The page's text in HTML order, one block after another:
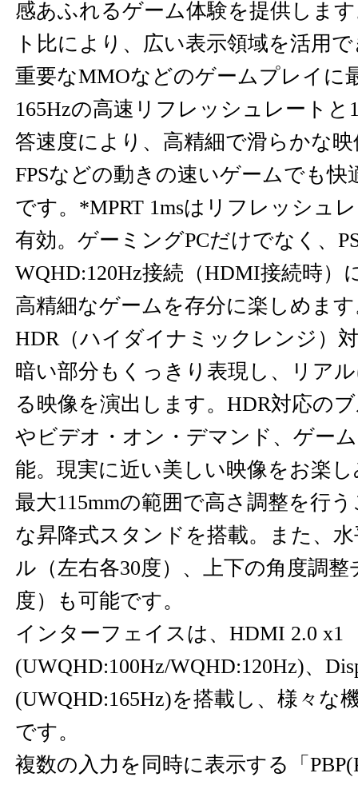
感あふれるゲーム体験を提供しま
ト比により、広い表示領域を活用
重要なMMOなどのゲームプレイに
165Hzの高速リフレッシュレートと
答速度により、高精細で滑らかな
FPSなどの動きの速いゲームでも快
です。*MPRT 1msはリフレッシュ
有効。ゲーミングPCだけでなく、
WQHD:120Hz接続（HDMI接続時）
高精細なゲームを存分に楽しめま
HDR（ハイダイナミックレンジ）
暗い部分もくっきり表現し、リア
る映像を演出します。HDR対応の
やビデオ・オン・デマンド、ゲー
能。現実に近い美しい映像をお楽
最大115mmの範囲で高さ調整を行
な昇降式スタンドを搭載。また、
ル（左右各30度）、上下の角度調整
度）も可能です。
インターフェイスは、HDMI 2.0 x1
(UWQHD:100Hz/WQHD:120Hz)、
(UWQHD:165Hz)を搭載し、様々な
です。
複数の入力を同時に表示する「